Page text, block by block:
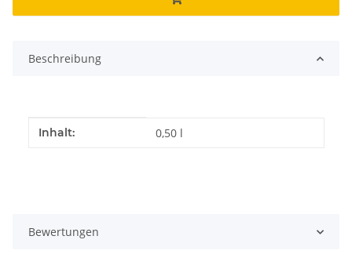
Beschreibung
Produkteigenschaft
Wert
Inhalt: 0,50 l
Bewertungen